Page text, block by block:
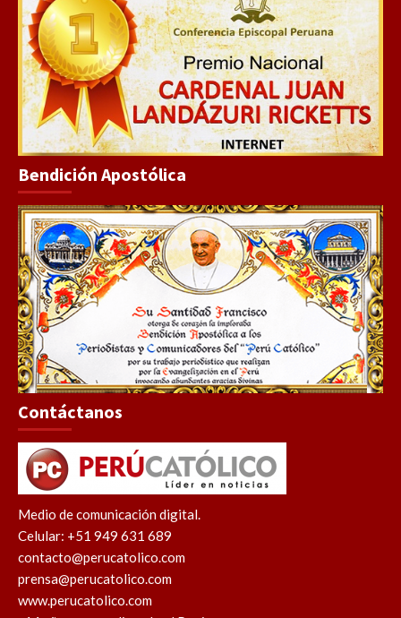
Bendición Apostólica
Contáctanos
Medio de comunicación digital.
Celular: +51 949 631 689
contacto@perucatolico.com
prensa@perucatolico.com
www.perucatolico.com